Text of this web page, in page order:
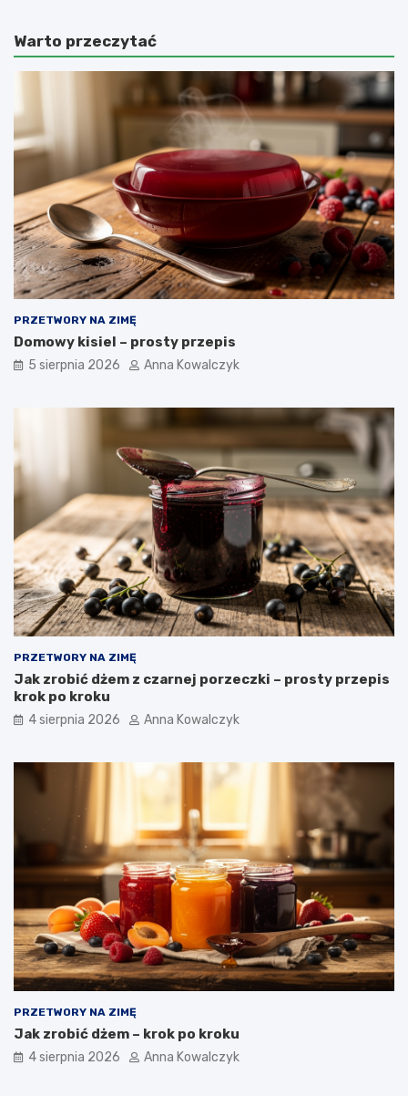
Warto przeczytać
PRZETWORY NA ZIMĘ
Domowy kisiel – prosty przepis
5 sierpnia 2026 Anna Kowalczyk
PRZETWORY NA ZIMĘ
Jak zrobić dżem z czarnej porzeczki – prosty przepis
krok po kroku
4 sierpnia 2026 Anna Kowalczyk
PRZETWORY NA ZIMĘ
Jak zrobić dżem – krok po kroku
4 sierpnia 2026 Anna Kowalczyk